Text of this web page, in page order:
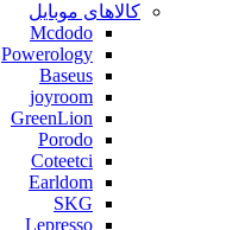
کالاهای موبایل
Mcdodo
Powerology
Baseus
joyroom
GreenLion
Porodo
Coteetci
Earldom
SKG
Lepresso